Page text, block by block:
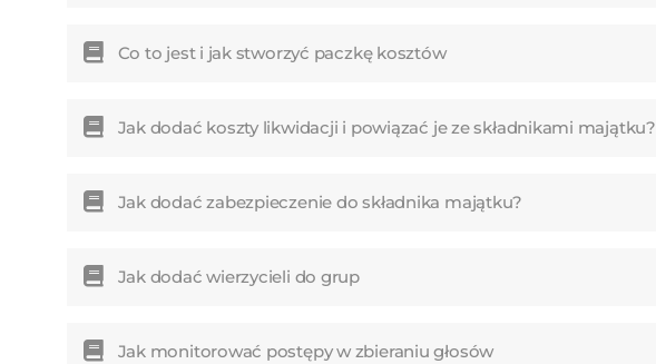
Co to jest i jak stworzyć paczkę kosztów
Jak dodać koszty likwidacji i powiązać je ze składnikami majątku?
Jak dodać zabezpieczenie do składnika majątku?
Jak dodać wierzycieli do grup
Jak monitorować postępy w zbieraniu głosów